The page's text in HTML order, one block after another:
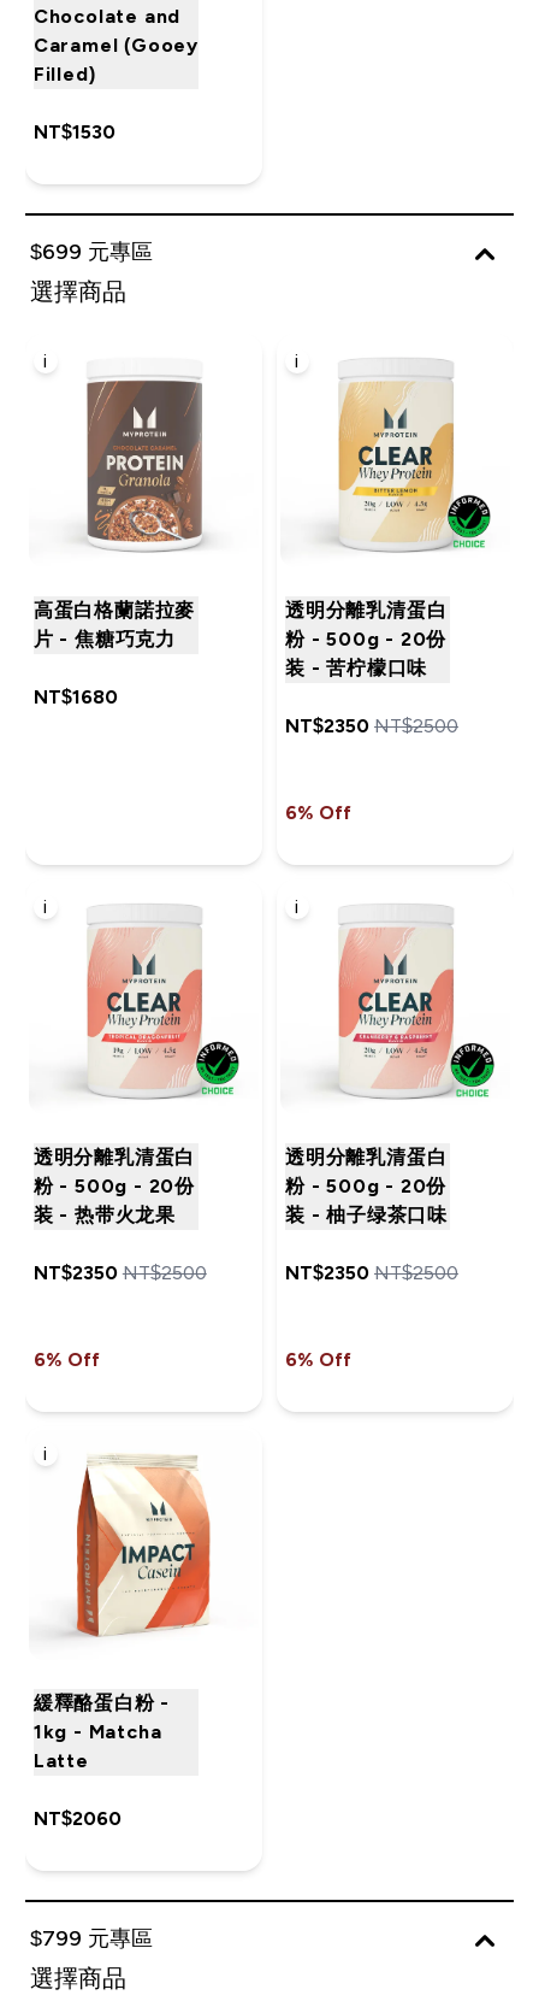
Chocolate and
Caramel (Gooey
Filled)
NT$1530‎
$699 元專區
選擇商品
i
高蛋白格蘭諾拉麥
片 - 焦糖巧克力
NT$1680‎
i
透明分離乳清蛋白
粉 - 500g - 20份
装 - 苦柠檬口味
NT$2350‎ NT$2500‎
6% Off
i
透明分離乳清蛋白
粉 - 500g - 20份
装 - 热带火龙果
NT$2350‎NT$2500‎
6% Off
i
透明分離乳清蛋白
粉 - 500g - 20份
装 - 柚子绿茶口味
NT$2350‎ NT$2500‎
6% Off
i
緩釋酪蛋白粉 -
1kg - Matcha
Latte
NT$2060‎
$799 元專區
選擇商品